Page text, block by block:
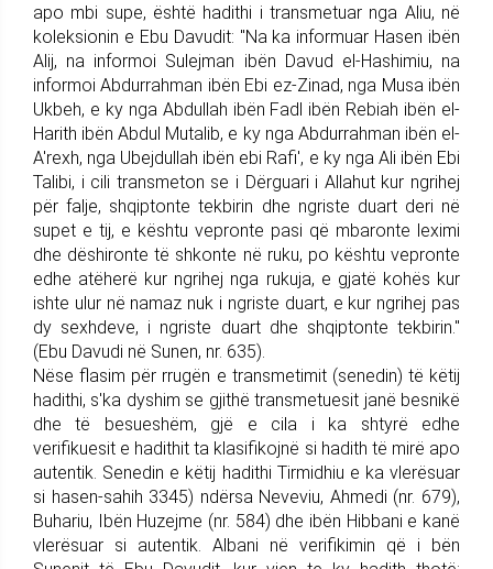
apo mbi supe, është hadithi i transmetuar nga Aliu, në
koleksionin e Ebu Davudit: "Na ka informuar Hasen ibën
Alij, na informoi Sulejman ibën Davud el-Hashimiu, na
informoi Abdurrahman ibën Ebi ez-Zinad, nga Musa ibën
Ukbeh, e ky nga Abdullah ibën Fadl ibën Rebiah ibën el-
Harith ibën Abdul Mutalib, e ky nga Abdurrahman ibën el-
A'rexh, nga Ubejdullah ibën ebi Rafi', e ky nga Ali ibën Ebi
Talibi, i cili transmeton se i Dërguari i Allahut kur ngrihej
për falje, shqiptonte tekbirin dhe ngriste duart deri në
supet e tij, e kështu vepronte pasi që mbaronte leximi
dhe dëshironte të shkonte në ruku, po kështu vepronte
edhe atëherë kur ngrihej nga rukuja, e gjatë kohës kur
ishte ulur në namaz nuk i ngriste duart, e kur ngrihej pas
dy sexhdeve, i ngriste duart dhe shqiptonte tekbirin."
(Ebu Davudi në Sunen, nr. 635).
Nëse flasim për rrugën e transmetimit (senedin) të këtij
hadithi, s'ka dyshim se gjithë transmetuesit janë besnikë
dhe të besueshëm, gjë e cila i ka shtyrë edhe
verifikuesit e hadithit ta klasifikojnë si hadith të mirë apo
autentik. Senedin e këtij hadithi Tirmidhiu e ka vlerësuar
si hasen-sahih 3345) ndërsa Neveviu, Ahmedi (nr. 679),
Buhariu, Ibën Huzejme (nr. 584) dhe ibën Hibbani e kanë
vlerësuar si autentik. Albani në verifikimin që i bën